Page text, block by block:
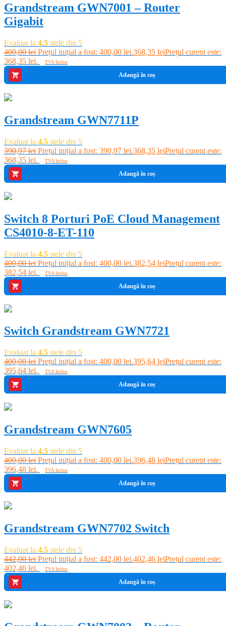
Grandstream GWN7001 – Router
Gigabit
Evaluat la 4.5 stele din 5
400,00lei Prețul inițial a fost: 400,00 lei.368,35 leiPrețul curent este:
368,35 lei.
TVA Inclus
Adaugă în coș
Grandstream GWN7711P
Evaluat la 4.5 stele din 5
390,97lei Prețul inițial a fost: 390,97 lei.368,35 leiPrețul curent este:
368,35 lei.
TVA Inclus
Adaugă în coș
Switch 8 Porturi PoE Cloud Management
CS4010-8-ET-110
Evaluat la 4.5 stele din 5
400,00lei Prețul inițial a fost: 400,00 lei.382,54 leiPrețul curent este:
382,54 lei.
TVA Inclus
Adaugă în coș
Switch Grandstream GWN7721
Evaluat la 4.5 stele din 5
400,00lei Prețul inițial a fost: 400,00 lei.395,64 leiPrețul curent este:
395,64 lei.
TVA Inclus
Adaugă în coș
Grandstream GWN7605
Evaluat la 4.5 stele din 5
400,00lei Prețul inițial a fost: 400,00 lei.396,48 leiPrețul curent este:
396,48 lei.
TVA Inclus
Adaugă în coș
Grandstream GWN7702 Switch
Evaluat la 4.5 stele din 5
442,00lei Prețul inițial a fost: 442,00 lei.402,46 leiPrețul curent este:
402,46 lei.
TVA Inclus
Adaugă în coș